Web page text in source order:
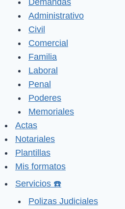
Demandas
Administrativo
Civil
Comercial
Familia
Laboral
Penal
Poderes
Memoriales
Actas
Notariales
Plantillas
Mis formatos
Servicios ☎️
Polizas Judiciales